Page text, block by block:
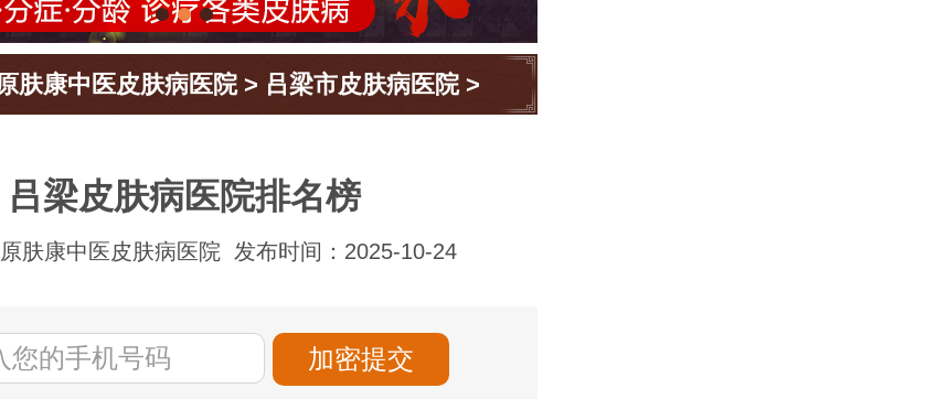
肤康中医皮肤病医院> 吕梁市皮肤病医院>
吕梁皮肤病医院排名榜
肤康中医皮肤病医院 发布时间：2025-10-24